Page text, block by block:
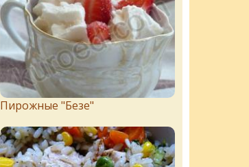
Пирожныe "Бeзe"